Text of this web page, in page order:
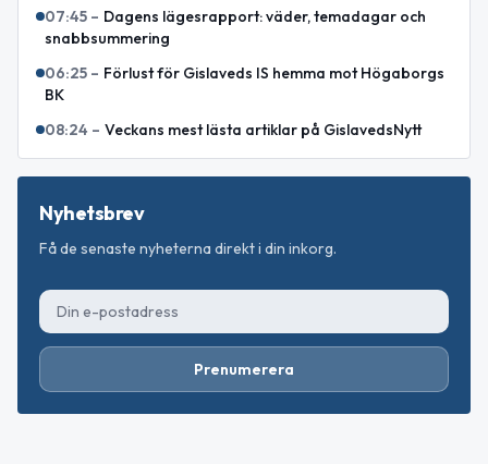
07:45 – Dagens lägesrapport: väder, temadagar och
snabbsummering
06:25 – Förlust för Gislaveds IS hemma mot Högaborgs
BK
08:24 – Veckans mest lästa artiklar på GislavedsNytt
Nyhetsbrev
Få de senaste nyheterna direkt i din inkorg.
Prenumerera